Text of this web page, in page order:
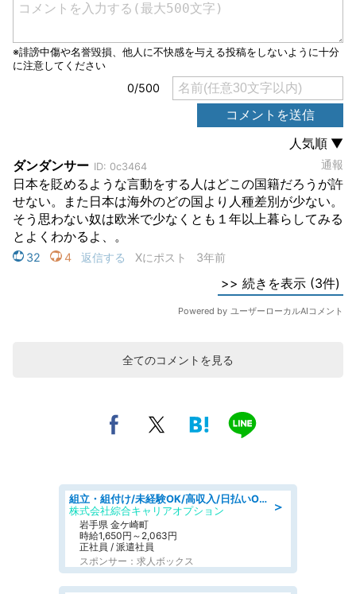
全てのコメントを見る
＞
組立・組付け/未経験OK/高収入/日払いOK/交替制/20・30・40代活躍中
株式会社綜合キャリアオプション
岩手県 金ケ崎町
時給1,650円～2,063円
正社員 / 派遣社員
スポンサー：求人ボックス